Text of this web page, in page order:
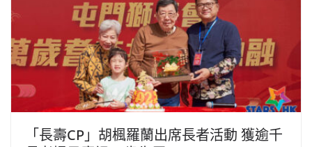
「長壽CP」胡楓羅蘭出席長者活動 獲逾千